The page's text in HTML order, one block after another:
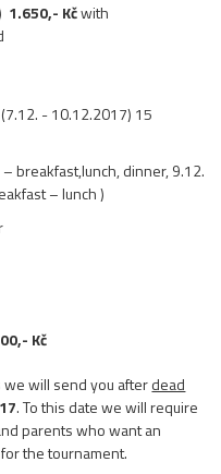
1.650,- Kčwith
- 10.12.2017) 15
breakfast,lunch, dinner, 9.12.
– lunch )
Kč
will send you afterdead
. To this date we will require
parents who want an
the tournament.